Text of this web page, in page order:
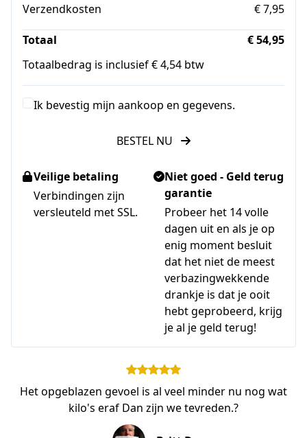
Verzendkosten
€ 7,95
Totaal
€ 54,95
Totaalbedrag is inclusief € 4,54 btw
Ik bevestig mijn aankoop en gegevens.
BESTEL NU
Veilige betaling
Verbindingen zijn
versleuteld met SSL.
Niet goed - Geld terug
garantie
Probeer het 14 volle
dagen uit en als je op
enig moment besluit
dat het niet de meest
verbazingwekkende
drankje is dat je ooit
hebt geprobeerd, krijg
je al je geld terug!
Het opgeblazen gevoel is al veel minder nu nog wat
kilo's eraf Dan zijn we tevreden.?